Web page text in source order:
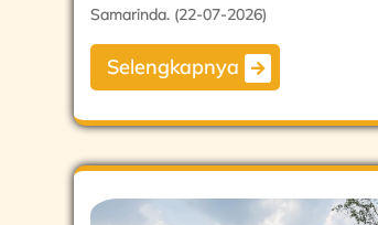
Samarinda. (22-07-2026)
Selengkapnya